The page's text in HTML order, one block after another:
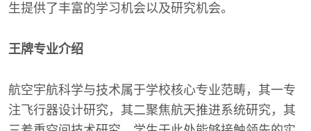
生提供了丰富的学习机会以及研究机会。
王牌专业介绍
航空宇航科学与技术属于学校核心专业范畴，其一专
注飞行器设计研究，其二聚焦航天推进系统研究，其